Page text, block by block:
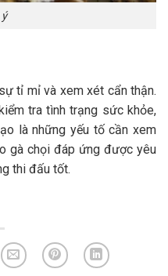
tỉ mỉ và xem xét cẩn thận.
tra tình trạng sức khỏe,
là những yếu tố cần xem
gà chọi đáp ứng được yêu
thi đấu tốt.